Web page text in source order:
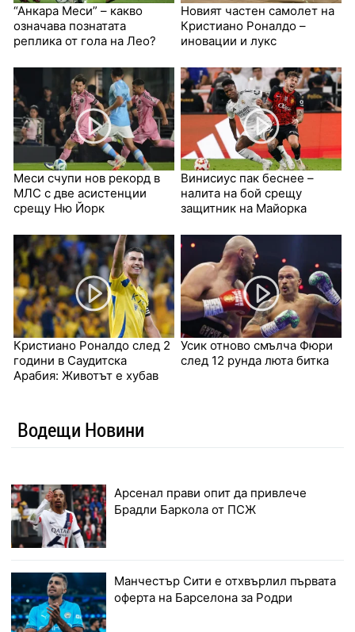
“Анкара Меси” – какво
означава познатата
реплика от гола на Лео?
Новият частен самолет на
Кристиано Роналдо –
иновации и лукс
Меси счупи нов рекорд в
МЛС с две асистенции
срещу Ню Йорк
Винисиус пак беснее –
налита на бой срещу
защитник на Майорка
Кристиано Роналдо след 2
години в Саудитска
Арабия: Животът е хубав
Усик отново смълча Фюри
след 12 рунда люта битка
Водещи Новини
Арсенал прави опит да привлече
Брадли Баркола от ПСЖ
Манчестър Сити е отхвърлил първата
оферта на Барселона за Родри